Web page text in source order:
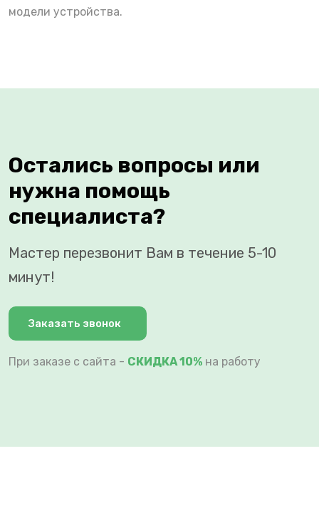
модели устройства.
Остались вопросы или
нужна помощь
специалиста?
Мастер перезвонит Вам в течение 5-10
минут!
Заказать звонок
При заказе с сайта - СКИДКА 10% на работу